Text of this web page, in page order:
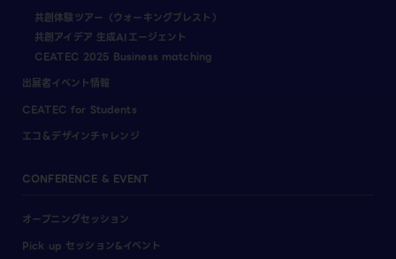
共創体験ツアー（ウォーキングブレスト）
共創アイデア 生成AIエージェント
CEATEC 2025 Business matching
出展者イベント情報
CEATEC for Students
エコ＆デザインチャレンジ
CONFERENCE & EVENT
オープニングセッション
Pick up セッション&イベント